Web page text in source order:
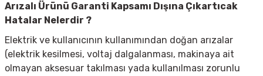
Arızalı Ürünü Garanti Kapsamı Dışına Çıkartıcak
Hatalar Nelerdir ?
Elektrik ve kullanıcının kullanımından doğan arızalar
(elektrik kesilmesi, voltaj dalgalanması, makinaya ait
olmayan aksesuar takılması yada kullanılması zorunlu